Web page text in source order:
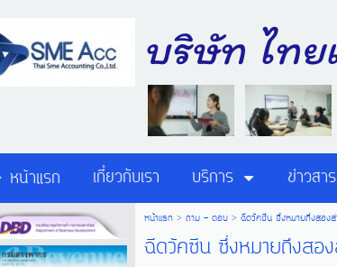
บริษัท ไท
หน้าแรก เกี่ยวกับเรา บริการ ข่าวส
หน้าแรก> ถาม - ตอบ> ฉีดวัคซีน ซึ่งหมายถึงสอง
ฉีดวัคซีน ซึ่งหมายถึงสอ